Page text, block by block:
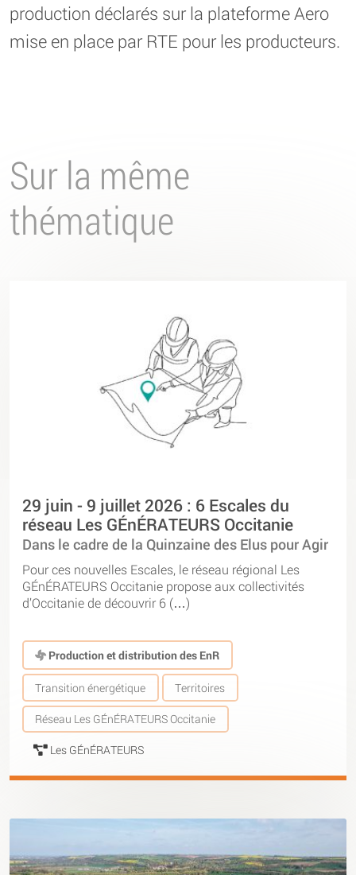
production déclarés sur la plateforme Aero
mise en place par RTE pour les producteurs.
Sur la même
thématique
29 juin - 9 juillet 2026 : 6 Escales du
réseau Les GÉnÉRATEURS Occitanie
Dans le cadre de la Quinzaine des Elus pour Agir
Pour ces nouvelles Escales, le réseau régional Les
GÉnÉRATEURS Occitanie propose aux collectivités
d’Occitanie de découvrir 6 (…)
Production et distribution des EnR
Transition énergétique Territoires
Réseau Les GÉnÉRATEURS Occitanie
Les GÉnÉRATEURS